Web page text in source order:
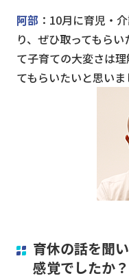
阿部 ：10月に育児・
り、ぜひ取ってもら
て子育ての大変さは
てもらいたいと思いま
育休の話を聞
感覚でしたか？